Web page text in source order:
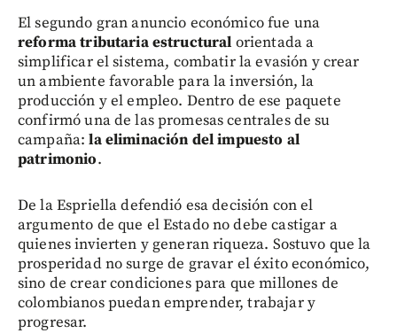
El segundo gran anuncio económico fue una
reforma tributaria estructural orientada a
simplificar el sistema, combatir la evasión y crear
un ambiente favorable para la inversión, la
producción y el empleo. Dentro de ese paquete
confirmó una de las promesas centrales de su
campaña:la eliminación del impuesto al
patrimonio.
De la Espriella defendió esa decisión con el
argumento de que el Estado no debe castigar a
quienes invierten y generan riqueza. Sostuvo que la
prosperidad no surge de gravar el éxito económico,
sino de crear condiciones para que millones de
colombianos puedan emprender, trabajar y
progresar.